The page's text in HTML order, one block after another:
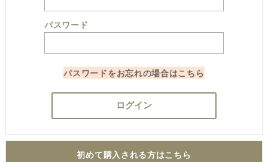
パスワード
パスワードをお忘れの場合はこちら
ログイン
初めて購入される方はこちら